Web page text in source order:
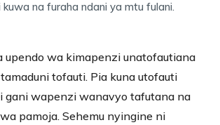
kuwa na furaha ndani ya mtu fulani.
upendo wa kimapenzi unatofautiana
tofauti. Pia kuna utofauti
gani wapenzi wanavyo tafutana na
pamoja. Sehemu nyingine ni